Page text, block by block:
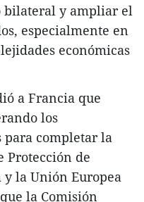
bilateral y ampliar el
especialmente en
económicas
a Francia que
los
para completar la
Protección de
la Unión Europea
la Comisión